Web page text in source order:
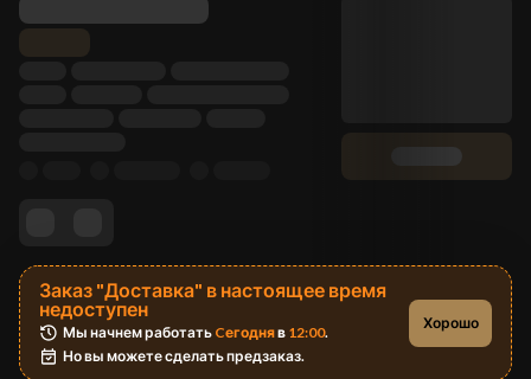
Заказ "Доставка" в настоящее время
недоступен
Мы начнем работать Cегодня в 12:00.
Но вы можете сделать предзаказ.
Хорошо